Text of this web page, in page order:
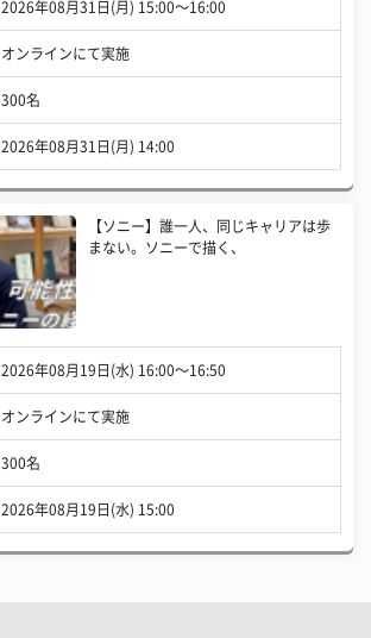
2026年08月31日(月) 15:00〜16:00
オンラインにて実施
300名
2026年08月31日(月) 14:00
【ソニー】誰一人、同じキャリアは歩
まない。ソニーで描く、
2026年08月19日(水) 16:00〜16:50
オンラインにて実施
300名
2026年08月19日(水) 15:00